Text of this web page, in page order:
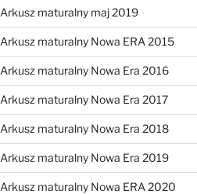
Arkusz maturalny maj 2019
Arkusz maturalny Nowa ERA 2015
Arkusz maturalny Nowa Era 2016
Arkusz maturalny Nowa Era 2017
Arkusz maturalny Nowa Era 2018
Arkusz maturalny Nowa Era 2019
Arkusz maturalny Nowa ERA 2020